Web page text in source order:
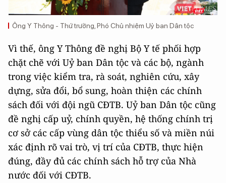
Ông Y Thông - Thứ trưởng, Phó Chủ nhiệm Uỷ ban Dân tộc
Vì thế, ông Y Thông đề nghị Bộ Y tế phối hợp
chặt chẽ với Uỷ ban Dân tộc và các bộ, ngành
trong việc kiểm tra, rà soát, nghiên cứu, xây
dựng, sửa đổi, bổ sung, hoàn thiện các chính
sách đối với đội ngũ CĐTB. Uỷ ban Dân tộc cũng
đề nghị cấp uỷ, chính quyền, hệ thống chính trị
cơ sở các cấp vùng dân tộc thiểu số và miền núi
xác định rõ vai trò, vị trí của CĐTB, thực hiện
đúng, đầy đủ các chính sách hỗ trợ của Nhà
nước đối với CĐTB.